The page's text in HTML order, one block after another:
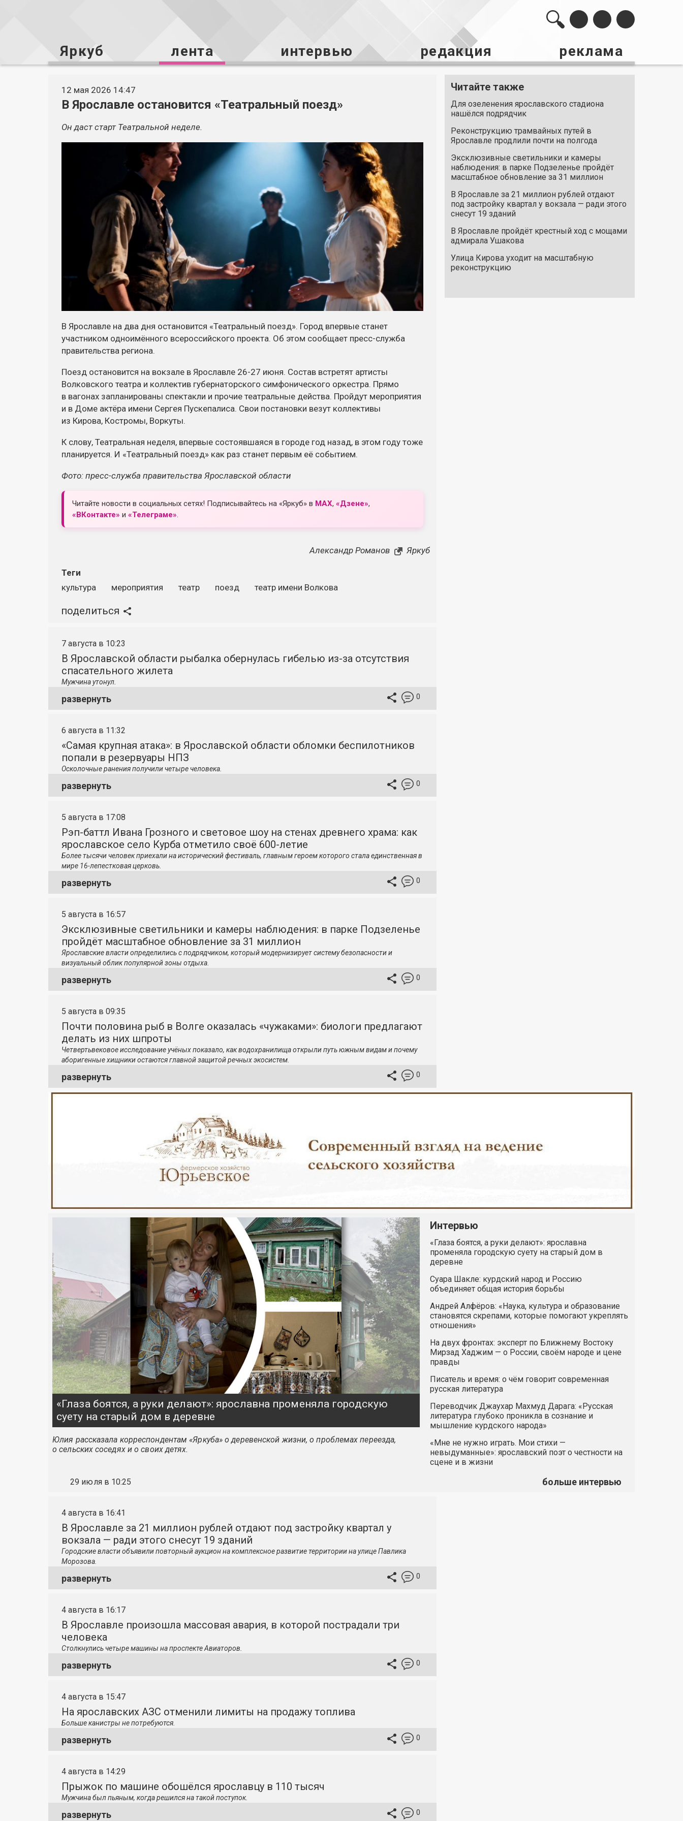
Яркуб лента интервью редакция реклама
12 мая 2026 14:47
В Ярославле остановится «Театральный поезд»
Он даст старт Театральной неделе.
В Ярославле на два дня остановится «Театральный поезд». Город впервые станет
участником одноимённого всероссийского проекта. Об этом сообщает пресс-служба
правительства региона.
Поезд остановится на вокзале в Ярославле 26-27 июня. Состав встретят артисты
Волковского театра и коллектив губернаторского симфонического оркестра. Прямо
в вагонах запланированы спектакли и прочие театральные действа. Пройдут мероприятия
и в Доме актёра имени Сергея Пускепалиса. Свои постановки везут коллективы
из Кирова, Костромы, Воркуты.
К слову, Театральная неделя, впервые состоявшаяся в городе год назад, в этом году тоже
планируется. И «Театральный поезд» как раз станет первым её событием.
Фото: пресс-служба правительства Ярославской области
Читайте новости в социальных сетях! Подписывайтесь на «Яркуб» в MAX, «Дзене»,
«ВКонтакте» и «Телеграме».
Александр Романов Яркуб
Теги
культура
мероприятия театр поезд театр имени Волкова
поделиться
Читайте также
Для озеленения ярославского стадиона
нашёлся подрядчик
Реконструкцию трамвайных путей в
Ярославле продлили почти на полгода
Эксклюзивные светильники и камеры
наблюдения: в парке Подзеленье пройдёт
масштабное обновление за 31 миллион
В Ярославле за 21 миллион рублей отдают
под застройку квартал у вокзала — ради этого
снесут 19 зданий
В Ярославле пройдёт крестный ход с мощами
адмирала Ушакова
Улица Кирова уходит на масштабную
реконструкцию
7 августа в 10:23
В Ярославской области рыбалка обернулась гибелью из-за отсутствия
спасательного жилета
Мужчина утонул.
развернуть 0
6 августа в 11:32
«Самая крупная атака»: в Ярославской области обломки беспилотников
попали в резервуары НПЗ
Осколочные ранения получили четыре человека.
развернуть 0
5 августа в 17:08
Рэп-баттл Ивана Грозного и световое шоу на стенах древнего храма: как
ярославское село Курба отметило своё 600-летие
Более тысячи человек приехали на исторический фестиваль, главным героем которого стала единственная в
мире 16-лепестковая церковь.
развернуть 0
5 августа в 16:57
Эксклюзивные светильники и камеры наблюдения: в парке Подзеленье
пройдёт масштабное обновление за 31 миллион
Ярославские власти определились с подрядчиком, который модернизирует систему безопасности и
визуальный облик популярной зоны отдыха.
развернуть 0
5 августа в 09:35
Почти половина рыб в Волге оказалась «чужаками»: биологи предлагают
делать из них шпроты
Четвертьвековое исследование учёных показало, как водохранилища открыли путь южным видам и почему
аборигенные хищники остаются главной защитой речных экосистем.
развернуть 0
«Глаза боятся, а руки делают»: ярославна променяла городскую
суету на старый дом в деревне
Юлия рассказала корреспондентам «Яркуба» о деревенской жизни, о проблемах переезда,
о сельских соседях и о своих детях.
29 июля в 10:25
Интервью
«Глаза боятся, а руки делают»: ярославна
променяла городскую суету на старый дом в
деревне
Суара Шакле: курдский народ и Россию
объединяет общая история борьбы
Андрей Алфёров: «Наука, культура и образование
становятся скрепами, которые помогают укреплять
отношения»
На двух фронтах: эксперт по Ближнему Востоку
Мирзад Хаджим — о России, своём народе и цене
правды
Писатель и время: о чём говорит современная
русская литература
Переводчик Джаухар Махмуд Дарага: «Русская
литература глубоко проникла в сознание и
мышление курдского народа»
«Мне не нужно играть. Мои стихи —
невыдуманные»: ярославский поэт о честности на
сцене и в жизни
больше интервью
4 августа в 16:41
В Ярославле за 21 миллион рублей отдают под застройку квартал у
вокзала — ради этого снесут 19 зданий
Городские власти объявили повторный аукцион на комплексное развитие территории на улице Павлика
Морозова.
развернуть 0
4 августа в 16:17
В Ярославле произошла массовая авария, в которой пострадали три
человека
Столкнулись четыре машины на проспекте Авиаторов.
развернуть 0
4 августа в 15:47
На ярославских АЗС отменили лимиты на продажу топлива
Больше канистры не потребуются.
развернуть 0
4 августа в 14:29
Прыжок по машине обошёлся ярославцу в 110 тысяч
Мужчина был пьяным, когда решился на такой поступок.
развернуть 0